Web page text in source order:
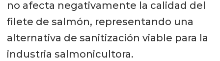
no afecta negativamente la calidad del
filete de salmón, representando una
alternativa de sanitización viable para la
industria salmonicultora.